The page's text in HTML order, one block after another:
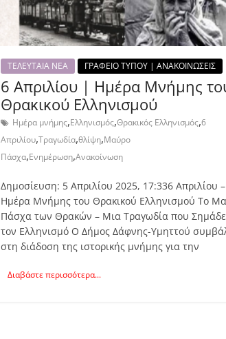
ΤΕΛΕΥΤΑΙΑ ΝΕΑ ΓΡΑΦΕΙΟ ΤΥΠΟΥ | ΑΝΑΚΟΙΝΩΣΕΙΣ
6 Απριλίου | Ημέρα Μνήμης
Θρακικού Ελληνισμού
Ημέρα μνήμης,Ελληνισμός,Θρακικός Ελληνισμός,6
Απριλίου,Τραγωδία,θλίψη,Μαύρο
Πάσχα,Ενημέρωση,Ανακοίνωση
Δημοσίευση: 5 Απριλίου 2025, 17:336 Απριλίου –
Ημέρα Μνήμης του Θρακικού Ελληνισμού Το
Πάσχα των Θρακών – Μια Τραγωδία που
τον Ελληνισμό Ο Δήμος Δάφνης-Υμηττού
στη διάδοση της ιστορικής μνήμης για την
Διαβάστε περισσότερα...